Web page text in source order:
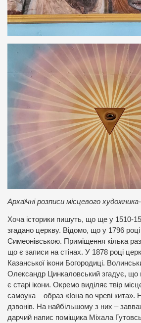
Архаїчні розписи місцевого
Хоча історики пишуть, що ще у 1510-
згадано церкву. Відомо, що у 1796
Симеонівською. Приміщення кілька
що є записи на стінах. У 1878 році
Казанської ікони Богородиці.
Олександр Цинкаловський згадує, що
є старі ікони. Окремо виділяє твір
самоука – образ «Іона во чреві кита».
дзвонів. На найбільшому з них –
дарчий напис поміщика Міхала